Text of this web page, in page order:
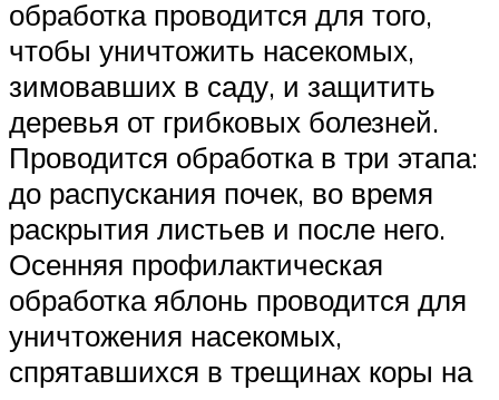
обработка проводится для того,
чтобы уничтожить насекомых,
зимовавших в саду, и защитить
деревья от грибковых болезней.
Проводится обработка в три этапа:
до распускания почек, во время
раскрытия листьев и после него.
Осенняя профилактическая
обработка яблонь проводится для
уничтожения насекомых,
спрятавшихся в трещинах коры на